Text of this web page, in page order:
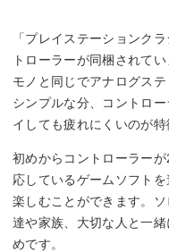
「プレイステーションク
トローラーが同梱されて
モノと同じでアナログス
シンプルな分、コントロ
イしても疲れにくいのが特
初めからコントローラー
応しているゲームソフト
楽しむことができます。
達や家族、大切な人と一
めです。